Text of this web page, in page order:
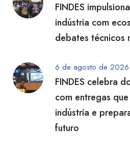
FINDES
indústria com
debates técnicos
6 de agosto de 2026
FINDES celebra
com entregas
indústria e
futuro